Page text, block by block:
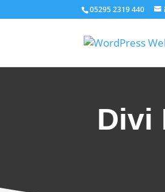
05295 2319 440
Divi